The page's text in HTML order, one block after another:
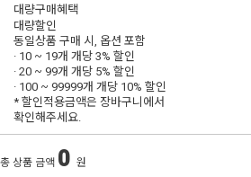
대량구매혜택
대량할인
동일상품 구매 시, 옵션 포함
· 10 ~ 19개 개당3% 할인
· 20 ~ 99개 개당 5% 할인
· 100 ~ 99999개 개당 10% 할인
* 할인적용금액은 장바구니에서
확인해주세요.
총 상품 금액 0 원